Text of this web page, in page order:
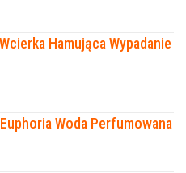
Hamująca Wypadanie
Woda Perfumowana